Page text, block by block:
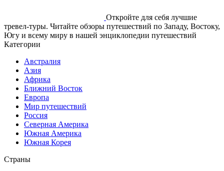
Откройте для себя лучшие
тревел-туры. Читайте обзоры путешествий по Западу, Востоку,
Югу и всему миру в нашей энциклопедии путешествий
Категории
Австралия
Азия
Африка
Ближний Восток
Европа
Мир путешествий
Россия
Северная Америка
Южная Америка
Южная Корея
Страны